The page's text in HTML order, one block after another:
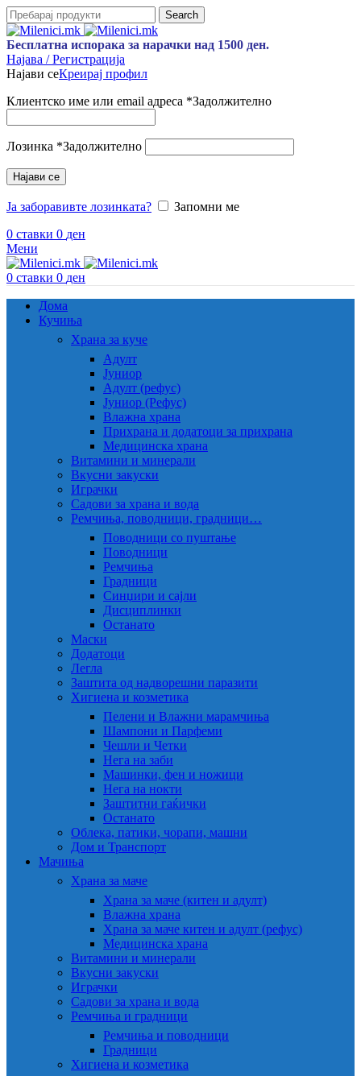
Search
Бесплатна испорака за нарачки над 1500 ден.
Најава / Регистрација
Најави сеКреирај профил
Клиентско име или email адреса *Задолжително
Лозинка *Задолжително
Најави се
Ја заборавивте лозинката?
Запомни ме
0 ставки 0 ден
Мени
0 ставки 0 ден
Дома
Кучиња
Храна за куче
Адулт
Јуниор
Адулт (рефус)
Јуниор (Рефус)
Влажна храна
Прихрана и додатоци за прихрана
Медицинска храна
Витамини и минерали
Вкусни закуски
Играчки
Садови за храна и вода
Ремчиња, поводници, градници…
Поводници со пуштање
Поводници
Ремчиња
Градници
Синџири и сајли
Дисциплинки
Останато
Маски
Додатоци
Легла
Заштита од надворешни паразити
Хигиена и козметика
Пелени и Влажни марамчиња
Шампони и Парфеми
Чешли и Четки
Нега на заби
Машинки, фен и ножици
Нега на нокти
Заштитни гаќички
Останато
Облека, патики, чорапи, машни
Дом и Транспорт
Мачиња
Храна за маче
Храна за маче (китен и адулт)
Влажна храна
Храна за маче китен и адулт (рефус)
Медицинска храна
Витамини и минерали
Вкусни закуски
Играчки
Садови за храна и вода
Ремчиња и градници
Ремчиња и поводници
Градници
Хигиена и козметика